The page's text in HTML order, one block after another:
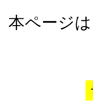
本ページ